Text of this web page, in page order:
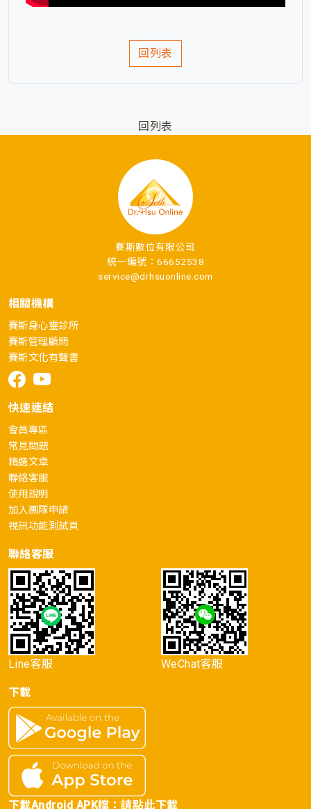
回列表
回列表
賽斯數位有限公司
統一編號：66652538
service@drhsuonline.com
相關機構
賽斯身心靈診所
賽斯管理顧問
賽斯文化有聲書
快速連結
會員專區
常見問題
精選文章
聯絡客服
使用說明
加入團隊申請
視訊功能測試頁
聯絡客服
Line客服 WeChat客服
下載
下載Android APK檔：請點此下載